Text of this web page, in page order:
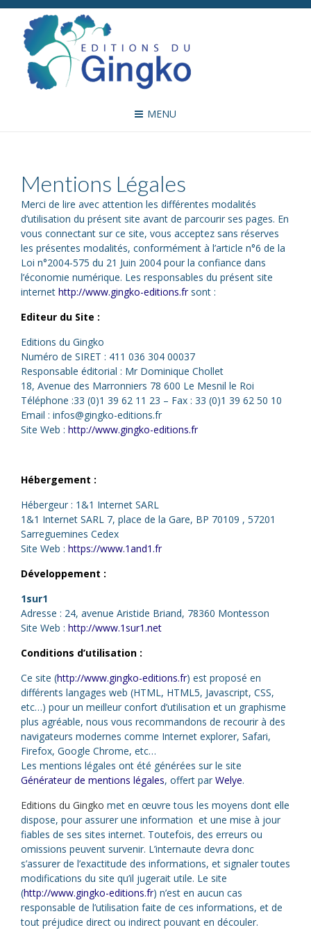
MENU
Mentions Légales
Merci de lire avec attention les différentes modalités
d’utilisation du présent site avant de parcourir ses pages. En
vous connectant sur ce site, vous acceptez sans réserves
les présentes modalités, conformément à l’article n°6 de la
Loi n°2004-575 du 21 Juin 2004 pour la confiance dans
l’économie numérique. Les responsables du présent site
internet http://www.gingko-editions.frsont :
Editeur du Site :
Editions du Gingko
Numéro de SIRET : 411 036 304 00037
Responsable éditorial : Mr Dominique Chollet
18, Avenue des Marronniers 78 600 Le Mesnil le Roi
Téléphone :33 (0)1 39 62 11 23 – Fax : 33 (0)1 39 62 50 10
Email : infos@gingko-editions.fr
Site Web : http://www.gingko-editions.fr
Hébergement :
Hébergeur : 1&1 Internet SARL
1&1 Internet SARL 7, place de la Gare, BP 70109 , 57201
Sarreguemines Cedex
Site Web : https://www.1and1.fr
Développement :
1sur1
Adresse : 24, avenue Aristide Briand, 78360 Montesson
Site Web : http://www.1sur1.net
Conditions d’utilisation :
Ce site (http://www.gingko-editions.fr) est proposé en
différents langages web (HTML, HTML5, Javascript, CSS,
etc…) pour un meilleur confort d’utilisation et un graphisme
plus agréable, nous vous recommandons de recourir à des
navigateurs modernes comme Internet explorer, Safari,
Firefox, Google Chrome, etc…
Les mentions légales ont été générées sur le site
Générateur de mentions légales, offert par Welye.
Editions du Gingko met en œuvre tous les moyens dont elle
dispose, pour assurer une information et une mise à jour
fiables de ses sites internet. Toutefois, des erreurs ou
omissions peuvent survenir. L’internaute devra donc
s’assurer de l’exactitude des informations, et signaler toutes
modifications du site qu’il jugerait utile. Le site
(http://www.gingko-editions.fr) n’est en aucun cas
responsable de l’utilisation faite de ces informations, et de
tout préjudice direct ou indirect pouvant en découler.